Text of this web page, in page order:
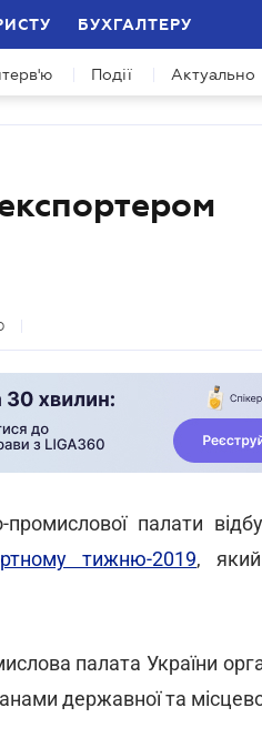
БУХГАЛТЕРУ
Події Актуально
палати
тижню-2019,
палата України
державної та